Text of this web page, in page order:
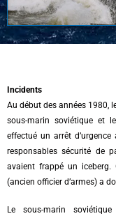
Incidents
Au début des années 1980,
sous-marin soviétique et
effectué un arrêt
responsables sécurité de
avaient frappé un iceberg.
(ancien officier d’armes) a
Le sous-marin